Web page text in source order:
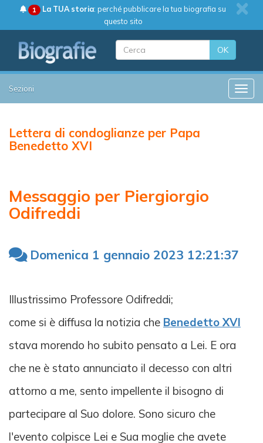
1 La TUA storia: perché pubblicare la tua biografia su
questo sito
OK
Sezioni
Lettera di condoglianze per Papa
Benedetto XVI
Messaggio per Piergiorgio
Odifreddi
Domenica 1 gennaio 2023 12:21:37
Illustrissimo Professore Odifreddi;
come si è diffusa la notizia che Benedetto XVI
stava morendo ho subito pensato a Lei. E ora
che ne è stato annunciato il decesso con altri
attorno a me, sento impellente il bisogno di
partecipare al Suo dolore. Sono sicuro che
l'evento colpisce Lei e Sua moglie che avete